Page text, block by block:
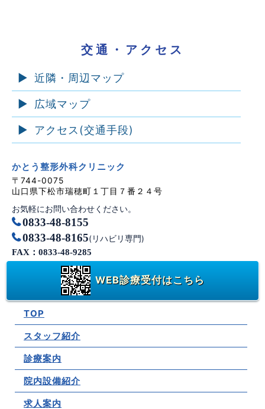
交通・アクセス
近隣・周辺マップ
広域マップ
アクセス(交通手段)
かとう整形外科クリニック
〒744-0075
山口県下松市瑞穂町１丁目７番２４号
お気軽にお問い合わせください。
0833-48-8155
0833-48-8165(リハビリ専門)
FAX：0833-48-9285
WEB診療受付はこちら
TOP
スタッフ紹介
診療案内
院内設備紹介
求人案内